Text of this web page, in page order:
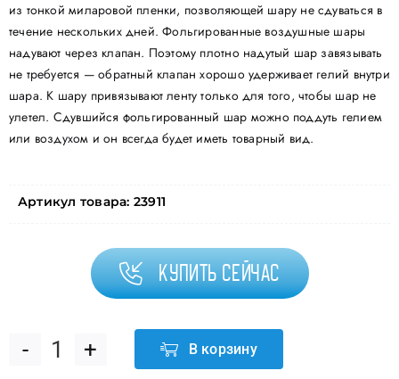
из тонкой миларовой пленки, позволяющей шару не сдуваться в
течение нескольких дней. Фольгированные воздушные шары
надувают через клапан. Поэтому плотно надутый шар завязывать
не требуется — обратный клапан хорошо удерживает гелий внутри
шара. К шару привязывают ленту только для того, чтобы шар не
улетел. Сдувшийся фольгированный шар можно поддуть гелием
или воздухом и он всегда будет иметь товарный вид.
Артикул товара: 23911
Купить сейчас
Количество
В корзину